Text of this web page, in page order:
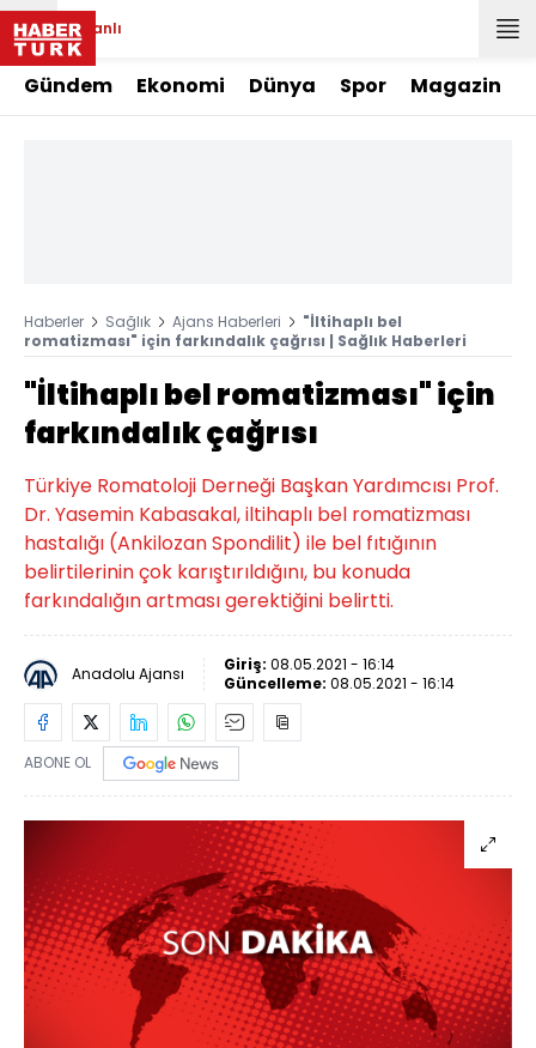
Canlı
Gündem Ekonomi Dünya Spor Magazin
Haberler Sağlık Ajans Haberleri
"İltihaplı bel
romatizması" için farkındalık çağrısı | Sağlık Haberleri
"İltihaplı bel romatizması" için
farkındalık çağrısı
Türkiye Romatoloji Derneği Başkan Yardımcısı Prof.
Dr. Yasemin Kabasakal, iltihaplı bel romatizması
hastalığı (Ankilozan Spondilit) ile bel fıtığının
belirtilerinin çok karıştırıldığını, bu konuda
farkındalığın artması gerektiğini belirtti.
Anadolu Ajansı Giriş: 08.05.2021 - 16:14
Güncelleme: 08.05.2021 - 16:14
ABONE OL